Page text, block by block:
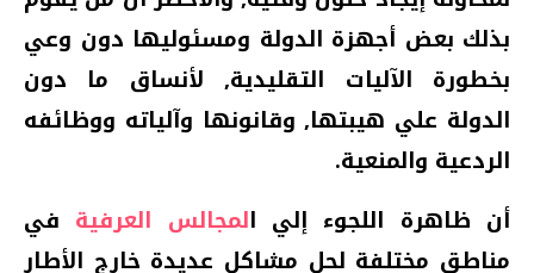
بذلك بعض أجهزة الدولة ومسئوليها دون وعي
بخطورة الآليات التقليدية‏,‏ لأنساق ما دون
الدولة علي هيبتها‏,‏ وقانونها وآلياته ووظائفه
الردعية والمنعية‏.‏
أن ظاهرة اللجوء إلي المجالس العرفية في
مناطق مختلفة لحل مشاكل عديدة خارج الأطار